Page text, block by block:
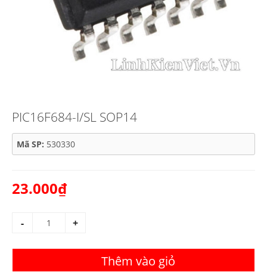
PIC16F684-I/SL SOP14
Mã SP: 530330
23.000₫
- +
Thêm vào giỏ